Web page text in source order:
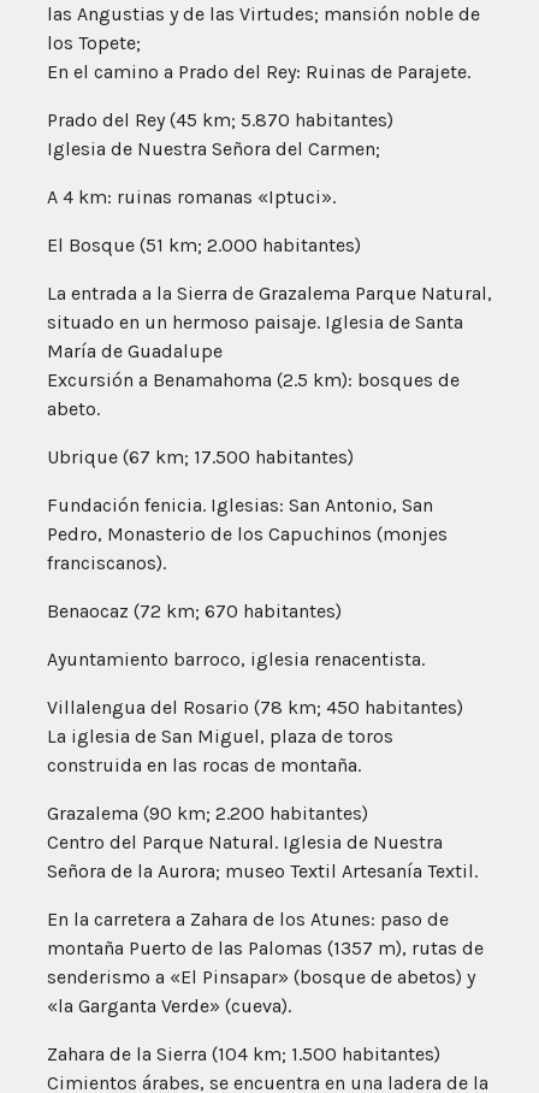
las Angustias y de las Virtudes; mansión noble de
los Topete;
En el camino a Prado del Rey: Ruinas de Parajete.
Prado del Rey (45 km; 5.870 habitantes)
Iglesia de Nuestra Señora del Carmen;
A 4 km: ruinas romanas «Iptuci».
El Bosque (51 km; 2.000 habitantes)
La entrada a la Sierra de Grazalema Parque Natural,
situado en un hermoso paisaje. Iglesia de Santa
María de Guadalupe
Excursión a Benamahoma (2.5 km): bosques de
abeto.
Ubrique (67 km; 17.500 habitantes)
Fundación fenicia. Iglesias: San Antonio, San
Pedro, Monasterio de los Capuchinos (monjes
franciscanos).
Benaocaz (72 km; 670 habitantes)
Ayuntamiento barroco, iglesia renacentista.
Villalengua del Rosario (78 km; 450 habitantes)
La iglesia de San Miguel, plaza de toros
construida en las rocas de montaña.
Grazalema (90 km; 2.200 habitantes)
Centro del Parque Natural. Iglesia de Nuestra
Señora de la Aurora; museo Textil Artesanía Textil.
En la carretera a Zahara de los Atunes: paso de
montaña Puerto de las Palomas (1357 m), rutas de
senderismo a «El Pinsapar» (bosque de abetos) y
«la Garganta Verde» (cueva).
Zahara de la Sierra (104 km; 1.500 habitantes)
Cimientos árabes, se encuentra en una ladera de la